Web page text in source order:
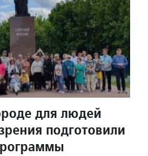
для людей
подготовили